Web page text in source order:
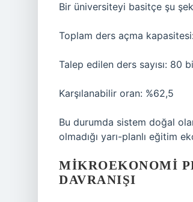
Bir üniversiteyi basitçe şu
Toplam ders açma
Talep edilen ders sayısı: 80
Karşılanabilir oran: %62,5
Bu durumda sistem doğal
olmadığı yarı-planlı eğitim
MIKROEKONOMI
DAVRANIŞI